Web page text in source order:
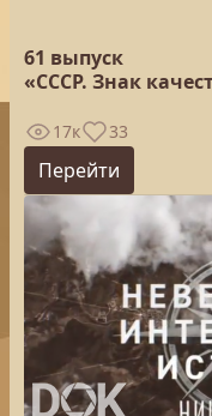
61 выпуск
«СССР. Знак
17к 33
Перейти